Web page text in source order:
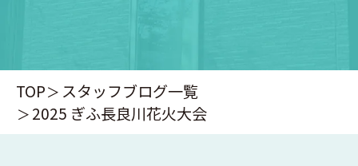
TOP
スタッフブログ一覧
2025 ぎふ長良川花火大会